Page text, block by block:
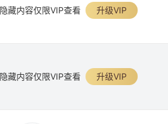
藏内容仅限VIP查看 升级VIP
藏内容仅限VIP查看 升级VIP